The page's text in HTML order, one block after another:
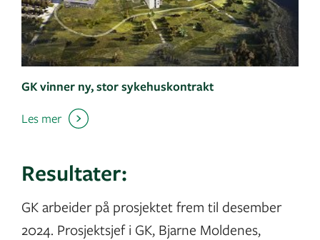
GK vinner ny, stor sykehuskontrakt
Les mer
Resultater:
GK arbeider på prosjektet frem til desember
2024. Prosjektsjef i GK, Bjarne Moldenes,